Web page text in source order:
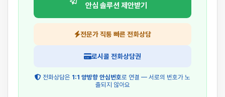
안심 솔루션 제안받기
전문가 직통 빠른 전화상담
로시콜 전화상담권
전화상담은 1:1 양방향 안심번호로 연결 — 서로의 번호가 노
출되지 않아요